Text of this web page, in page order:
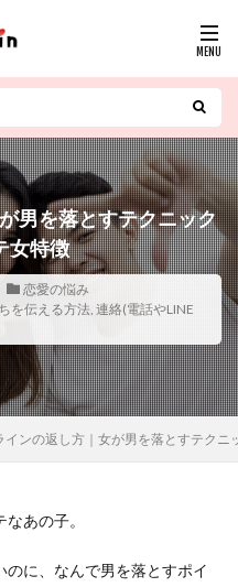
男を落とすテクニック
女特徴
恋愛の悩み
を伝える方法, 連絡(電話やLINE
インの返し方｜女が男を落とすテク
あの子。
に、なんで男を落とすポイ